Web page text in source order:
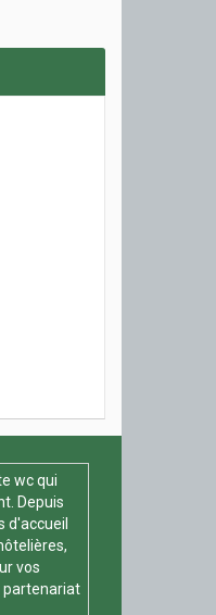
wc qui
Depuis
d'accueil
vos
partenariat